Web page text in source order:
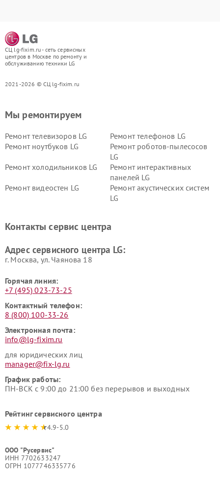
СЦ lg-fixim.ru - сеть сервисных
центров в Москве по ремонту и
обслуживанию техники LG
2021-2026 © СЦ lg-fixim.ru
Мы ремонтируем
Ремонт телевизоров LG
Ремонт телефонов LG
Ремонт ноутбуков LG
Ремонт роботов-пылесосов
LG
Ремонт холодильников LG
Ремонт интерактивных
панелей LG
Ремонт видеостен LG
Ремонт акустических систем
LG
Ремонт морозильных камер
Ремонт вертикальных
Контакты сервис центра
Адрес сервисного центра LG:
г. Москва, ул. Чаянова 18
Горячая линия:
+7 (495) 023-73-25
Контактный телефон:
8 (800) 100-33-26
Электронная почта:
info@lg-fixim.ru
для юридических лиц
manager@fix-lg.ru
График работы:
ПН-ВСК с 9:00 до 21:00 без перерывов и выходных
Рейтинг сервисного центра
4.9-5.0
ООО "Русервис"
ИНН 7702633247
ОГРН 1077746335776